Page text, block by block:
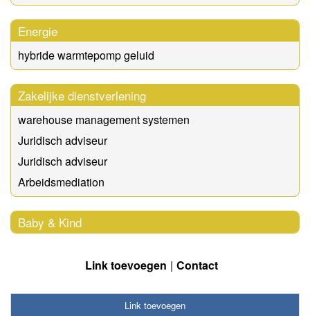
Energie
hybride warmtepomp geluid
Zakelijke dienstverlening
warehouse management systemen
Juridisch adviseur
Juridisch adviseur
Arbeidsmediation
Baby & Kind
Link toevoegen Contact
Link toevoegen